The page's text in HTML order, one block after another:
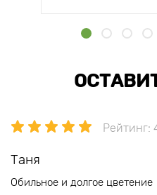
Рейтинг:
Таня
Обильное и долгое цветение